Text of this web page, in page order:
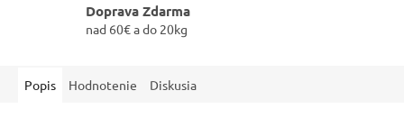
Doprava Zdarma
nad 60€ a do 20kg
Popis Hodnotenie Diskusia